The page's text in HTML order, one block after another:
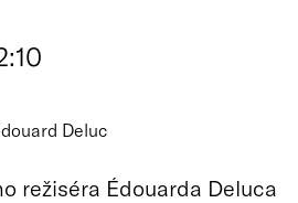
Deluc
režiséra Édouarda Deluca